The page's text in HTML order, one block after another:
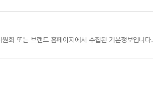
회 또는 브랜드 홈페이지에서 수집된 기본정보입니다.